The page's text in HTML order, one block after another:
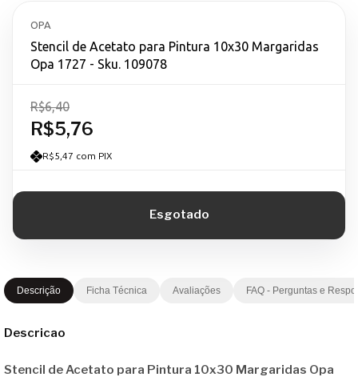
OPA
Stencil de Acetato para Pintura 10x30 Margaridas
Opa 1727 - Sku. 109078
R$5,76
R$6,40
R$5,47 com PIX
Descrição Ficha Técnica Avaliações FAQ - Perguntas e
Descricao
Stencil de Acetato para Pintura 10x30 Margaridas Opa